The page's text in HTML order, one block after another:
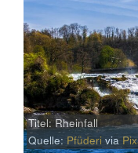
Titel: Rheinfall
Quelle: Pfüderi via